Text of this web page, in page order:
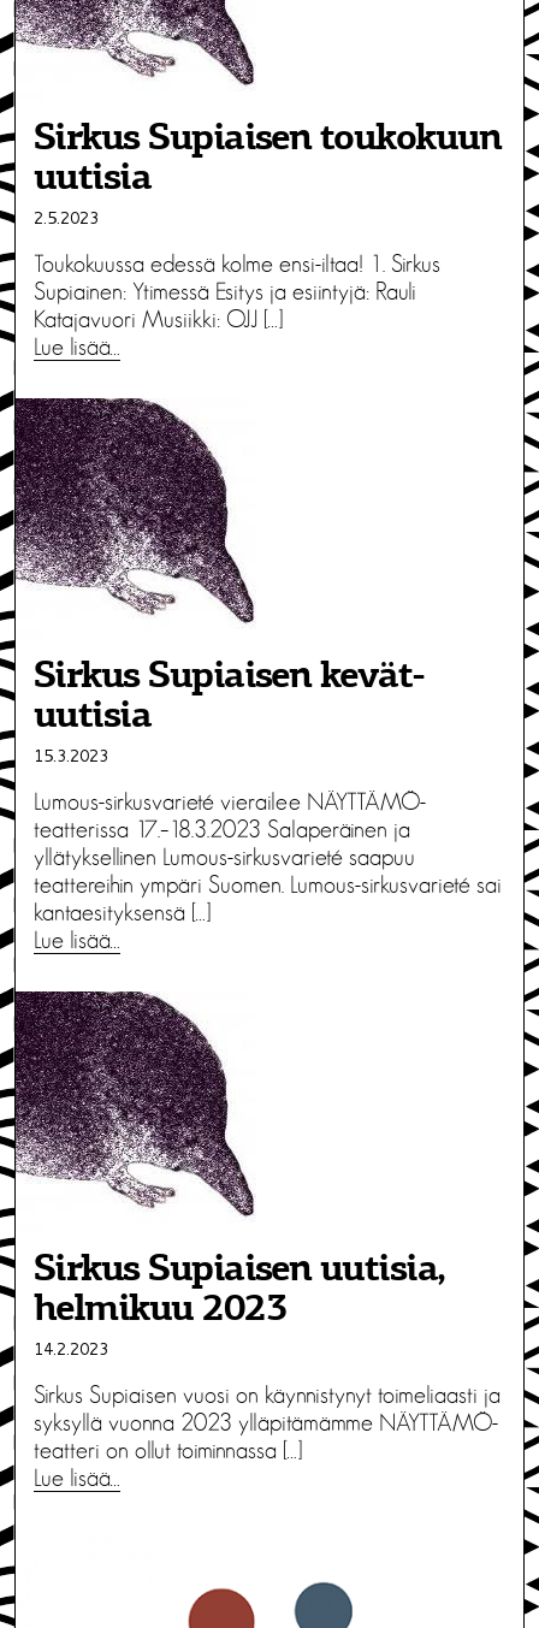
Sirkus Supiaisen toukokuun
uutisia
2.5.2023
Toukokuussa edessä kolme ensi-iltaa! 1. Sirkus
Supiainen: Ytimessä Esitys ja esiintyjä: Rauli
Katajavuori Musiikki: OJJ […]
Lue lisää…
Sirkus Supiaisen kevät­
uutisia
15.3.2023
Lumous-sirkusvarieté vierailee NÄYTTÄMÖ-
teatterissa 17.–18.3.2023 Salaperäinen ja
yllätyksellinen Lumous-sirkusvarieté saapuu
teattereihin ympäri Suomen. Lumous-sirkusvarieté sai
kantaesityksensä […]
Lue lisää…
Sirkus Supiaisen uutisia,
helmikuu 2023
14.2.2023
Sirkus Supiaisen vuosi on käynnistynyt toimeliaasti ja
syksyllä vuonna 2023 ylläpitämämme NÄYTTÄMÖ-
teatteri on ollut toiminnassa […]
Lue lisää…